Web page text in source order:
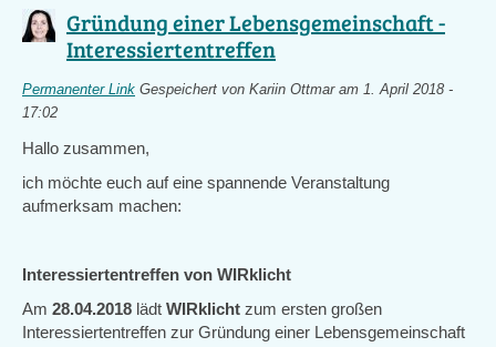
Gründung einer Lebensgemeinschaft -
Interessiertentreffen
Permanenter Link Gespeichert von Kariin Ottmaram 1. April 2018 -
17:02
Hallo zusammen,
ich möchte euch auf eine spannende Veranstaltung
aufmerksam machen:
Interessiertentreffen von WIRklicht
Am 28.04.2018 lädt WIRklicht zum ersten großen
Interessiertentreffen zur Gründung einer Lebensgemeinschaft